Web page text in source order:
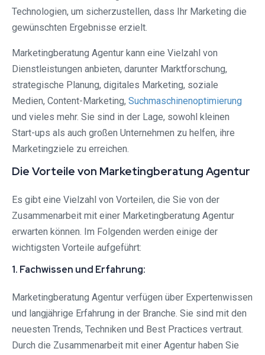
Technologien, um sicherzustellen, dass Ihr Marketing die
gewünschten Ergebnisse erzielt.
Marketingberatung Agentur kann eine Vielzahl von
Dienstleistungen anbieten, darunter Marktforschung,
strategische Planung, digitales Marketing, soziale
Medien, Content-Marketing, Suchmaschinenoptimierung
und vieles mehr. Sie sind in der Lage, sowohl kleinen
Start-ups als auch großen Unternehmen zu helfen, ihre
Marketingziele zu erreichen.
Die Vorteile von Marketingberatung Agentur
Es gibt eine Vielzahl von Vorteilen, die Sie von der
Zusammenarbeit mit einer Marketingberatung Agentur
erwarten können. Im Folgenden werden einige der
wichtigsten Vorteile aufgeführt:
1. Fachwissen und Erfahrung:
Marketingberatung Agentur verfügen über Expertenwissen
und langjährige Erfahrung in der Branche. Sie sind mit den
neuesten Trends, Techniken und Best Practices vertraut.
Durch die Zusammenarbeit mit einer Agentur haben Sie